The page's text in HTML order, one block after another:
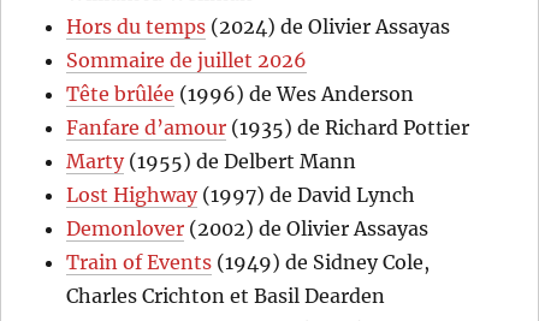
Hors du temps (2024) de Olivier Assayas
Sommaire de juillet 2026
Tête brûlée (1996) de Wes Anderson
Fanfare d’amour (1935) de Richard Pottier
Marty(1955) de Delbert Mann
Lost Highway(1997) de David Lynch
Demonlover (2002) de Olivier Assayas
Train of Events (1949) de Sidney Cole,
Charles Crichton et Basil Dearden